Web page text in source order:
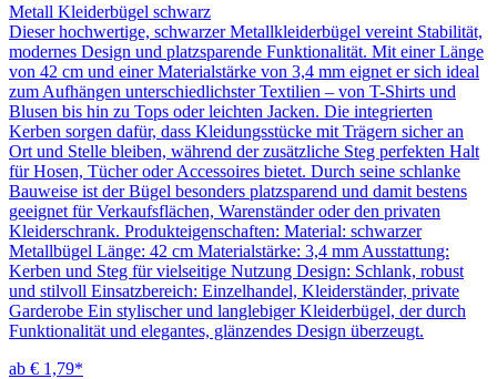
Metall Kleiderbügel schwarz
Dieser hochwertige, schwarzer Metallkleiderbügel vereint Stabilität,
modernes Design und platzsparende Funktionalität. Mit einer Länge
von 42 cm und einer Materialstärke von 3,4 mm eignet er sich ideal
zum Aufhängen unterschiedlichster Textilien – von T-Shirts und
Blusen bis hin zu Tops oder leichten Jacken. Die integrierten
Kerben sorgen dafür, dass Kleidungsstücke mit Trägern sicher an
Ort und Stelle bleiben, während der zusätzliche Steg perfekten Halt
für Hosen, Tücher oder Accessoires bietet. Durch seine schlanke
Bauweise ist der Bügel besonders platzsparend und damit bestens
geeignet für Verkaufsflächen, Warenständer oder den privaten
Kleiderschrank. Produkteigenschaften: Material: schwarzer
Metallbügel Länge: 42 cm Materialstärke: 3,4 mm Ausstattung:
Kerben und Steg für vielseitige Nutzung Design: Schlank, robust
und stilvoll Einsatzbereich: Einzelhandel, Kleiderständer, private
Garderobe Ein stylischer und langlebiger Kleiderbügel, der durch
Funktionalität und elegantes, glänzendes Design überzeugt.
ab € 1,79*